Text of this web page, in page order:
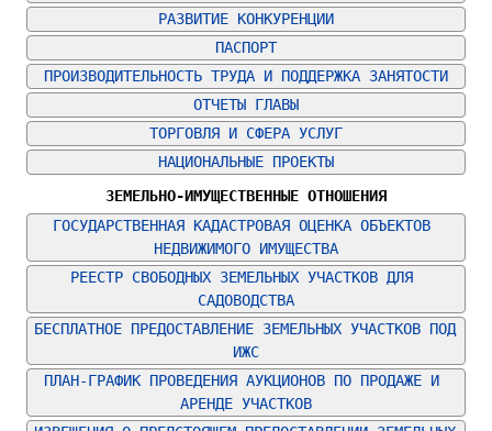
РАЗВИТИЕ КОНКУРЕНЦИИ
ПАСПОРТ
ПРОИЗВОДИТЕЛЬНОСТЬ ТРУДА И ПОДДЕРЖКА ЗАНЯТОСТИ
ОТЧЕТЫ ГЛАВЫ
ТОРГОВЛЯ И СФЕРА УСЛУГ
НАЦИОНАЛЬНЫЕ ПРОЕКТЫ
ЗЕМЕЛЬНО-ИМУЩЕСТВЕННЫЕ ОТНОШЕНИЯ
ГОСУДАРСТВЕННАЯ КАДАСТРОВАЯ ОЦЕНКА ОБЪЕКТОВ
НЕДВИЖИМОГО ИМУЩЕСТВА
РЕЕСТР СВОБОДНЫХ ЗЕМЕЛЬНЫХ УЧАСТКОВ ДЛЯ
САДОВОДСТВА
БЕСПЛАТНОЕ ПРЕДОСТАВЛЕНИЕ ЗЕМЕЛЬНЫХ УЧАСТКОВ ПОД
ИЖС
ПЛАН-ГРАФИК ПРОВЕДЕНИЯ АУКЦИОНОВ ПО ПРОДАЖЕ И
АРЕНДЕ УЧАСТКОВ